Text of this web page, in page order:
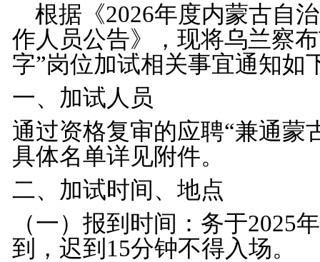
根据《2026年度内蒙古自
作人员公告》，现将乌兰察
字”岗位加试相关事宜通知如
一、加试人员
通过资格复审的应聘“兼通蒙
具体名单详见附件。
二、加试时间、地点
（一）报到时间：务于2025年
到，迟到 15分钟不得入场。